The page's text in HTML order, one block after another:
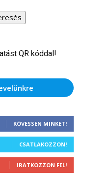
QR kóddal!
KÖVESSEN MINKET!
CSATLAKOZZON!
IRATKOZZON FEL!